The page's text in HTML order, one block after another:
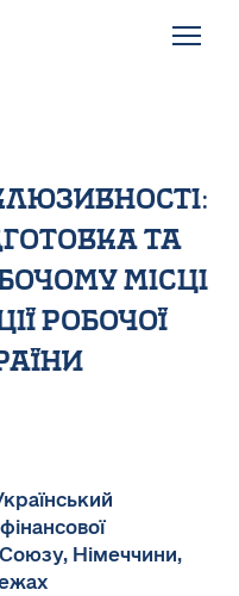
та
місці
робочої
Німеччини,